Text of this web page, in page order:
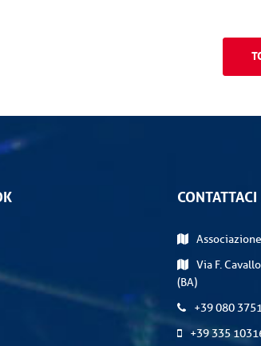
CONTATTACI
Via F.
(BA)
+39 080
+39 335